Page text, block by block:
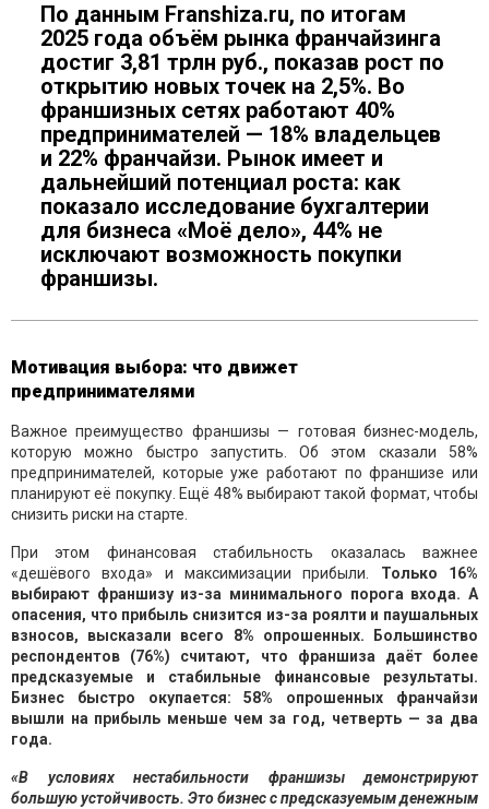
По данным Franshiza.ru, по итогам
2025 года объём рынка франчайзинга
достиг 3,81 трлн руб., показав рост по
открытию новых точек на 2,5%. Во
франшизных сетях работают 40%
предпринимателей — 18% владельцев
и 22% франчайзи. Рынок имеет и
дальнейший потенциал роста: как
показало исследование бухгалтерии
для бизнеса «Моё дело», 44% не
исключают возможность покупки
франшизы.
Мотивация выбора: что движет
предпринимателями
Важное преимущество франшизы — готовая бизнес-модель,
которую можно быстро запустить. Об этом сказали 58%
предпринимателей, которые уже работают по франшизе или
планируют её покупку. Ещё 48% выбирают такой формат, чтобы
снизить риски на старте.
При этом финансовая стабильность оказалась важнее
«дешёвого входа» и максимизации прибыли. Только 16%
выбирают франшизу из-за минимального порога входа. А
опасения, что прибыль снизится из-за роялти и паушальных
взносов, высказали всего 8% опрошенных. Большинство
респондентов (76%) считают, что франшиза даёт более
предсказуемые и стабильные финансовые результаты.
Бизнес быстро окупается: 58% опрошенных франчайзи
вышли на прибыль меньше чем за год, четверть — за два
года.
«В условиях нестабильности франшизы демонстрируют
большую устойчивость. Это бизнес с предсказуемым денежным